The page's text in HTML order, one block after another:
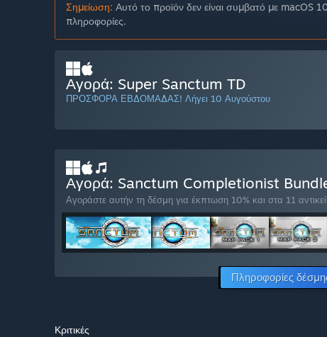
Σημείωση: Αυτό το προϊόν δεν είναι συμβατό με macOS
πληροφορίες.
Αγορά: Super Sanctum TD
ΠΡΟΣΦΟΡΑ ΕΒΔΟΜΑΔΑΣ! Λήγει 10 Αυγούστου
Αγορά: Sanctum Completionist
Αγοράστε αυτήν τη δέσμη για έκπτωση 10% και στα 11
Πληροφορίες
Κριτικές